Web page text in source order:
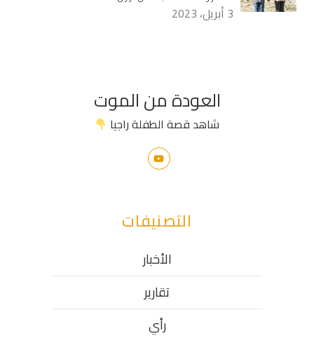
3 أبريل، 2023
العودة من الموت
شاهد قصة الطفلة راجيا
التصنيفات
الأخبار
تقارير
رأي